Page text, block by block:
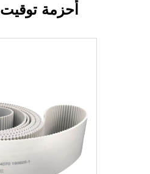
أحزمة توقيت T20 PU